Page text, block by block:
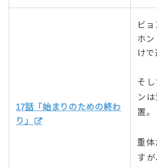
17話「始まりのための終わ
り」
ビ
ホン
けで
そ
ン
置。
重体
す